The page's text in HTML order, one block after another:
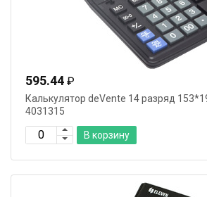
595.44 ₽
Калькулятор deVente 14 разряд
4031315
В корзину